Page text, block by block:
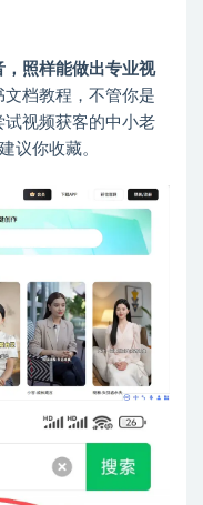
照样能做出专业视
档教程，不管你是
试视频获客的中小老
议你收藏。